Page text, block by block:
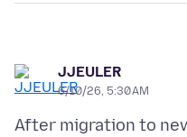
JJEULER
6/10/26, 5:30 AM
After migration to